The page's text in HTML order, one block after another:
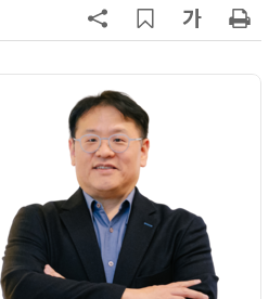
스하는 과학정책 필요하다
발까지…피지컬 AI 연합군 구축해야
[ET톡] 통관 개편, 또 다른 제재가 되
[김경환 변호사의 IT법] 〈13〉클라우
드 해킹 사고, '책임 공유'를 넘어 '기
본 보안 의무'로